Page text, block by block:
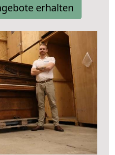
erhalten